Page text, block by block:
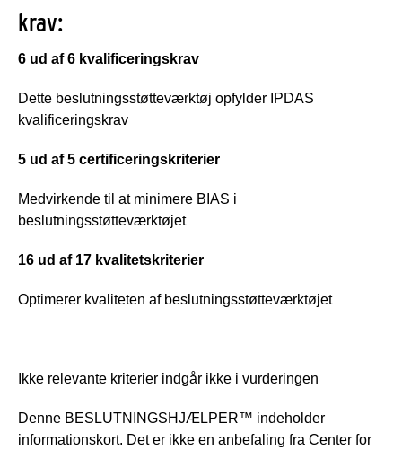
krav:
6 ud af 6 kvalificeringskrav
Dette beslutningsstøtteværktøj opfylder IPDAS
kvalificeringskrav
5 ud af 5 certificeringskriterier
Medvirkende til at minimere BIAS i
beslutningsstøtteværktøjet
16 ud af 17 kvalitetskriterier
Optimerer kvaliteten af beslutningsstøtteværktøjet
Ikke relevante kriterier indgår ikke i vurderingen
Denne BESLUTNINGSHJÆLPER™ indeholder
informationskort. Det er ikke en anbefaling fra Center for